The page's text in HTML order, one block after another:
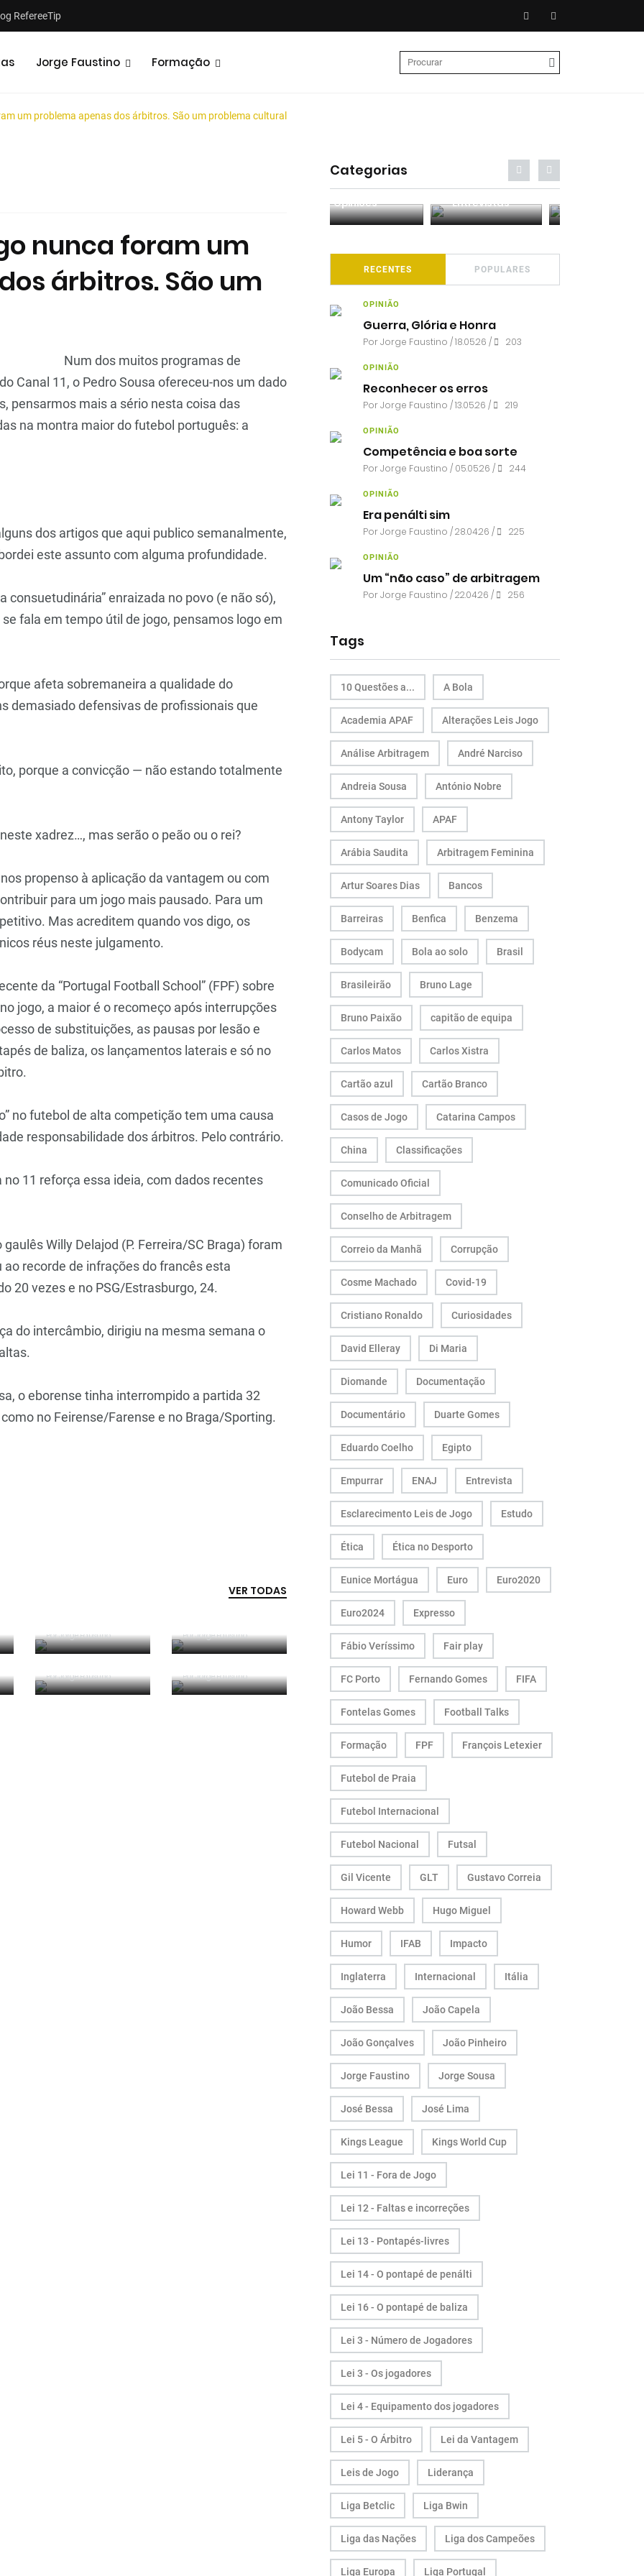
RefereeTip
Jorge Faustino Formação
um problema apenas dos árbitros. São um problema cultural
nunca foram um
árbitros. São um
Num dos muitos programas de
Canal 11, o Pedro Sousa ofereceu-nos um dado
pensarmos mais a sério nesta coisa das
na montra maior do futebol português: a
dos artigos que aqui publico semanalmente,
este assunto com alguma profundidade.
consuetudinária” enraizada no povo (e não só),
fala em tempo útil de jogo, pensamos logo em
afeta sobremaneira a qualidade do
demasiado defensivas de profissionais que
porque a convicção — não estando totalmente
xadrez…, mas serão o peão ou o rei?
propenso à aplicação da vantagem ou com
para um jogo mais pausado. Para um
Mas acreditem quando vos digo, os
réus neste julgamento.
da “Portugal Football School” (FPF) sobre
jogo, a maior é o recomeço após interrupções
de substituições, as pausas por lesão e
de baliza, os lançamentos laterais e só no
no futebol de alta competição tem uma causa
responsabilidade dos árbitros. Pelo contrário.
11 reforça essa ideia, com dados recentes
Willy Delajod (P. Ferreira/SC Braga) foram
recorde de infrações do francês esta
20 vezes e no PSG/Estrasburgo, 24.
do intercâmbio, dirigiu na mesma semana o
o eborense tinha interrompido a partida 32
no Feirense/Farense e no Braga/Sporting.
VER TODAS
PorJorge Faustino PorJorge Faustino
Critério e
PorJorge Faustino
Forma vs
PorJorge Faustino
Categorias
Entrevistas Análises
RECENTES POPULARES
OPINIÃO
Guerra, Glória e Honra
PorJorge Faustino / 18.05.26 / 203
OPINIÃO
Reconhecer os erros
PorJorge Faustino / 13.05.26 / 219
OPINIÃO
Competência e boa sorte
PorJorge Faustino / 05.05.26 / 244
OPINIÃO
Era penálti sim
PorJorge Faustino / 28.04.26 / 225
OPINIÃO
Um “não caso” de arbitragem
PorJorge Faustino / 22.04.26 / 256
Tags
10 Questões a... A Bola
Academia APAF Alterações Leis Jogo
Análise Arbitragem André Narciso
Andreia Sousa António Nobre
Antony Taylor APAF
Arábia Saudita Arbitragem Feminina
Artur Soares Dias Bancos
Barreiras Benfica Benzema
Bodycam Bola ao solo Brasil
Brasileirão Bruno Lage
Bruno Paixão capitão de equipa
Carlos Matos Carlos Xistra
Cartão azul Cartão Branco
Casos de Jogo Catarina Campos
China Classificações
Comunicado Oficial
Conselho de Arbitragem
Correio da Manhã Corrupção
Cosme Machado Covid-19
Cristiano Ronaldo Curiosidades
David Elleray Di Maria
Diomande Documentação
Documentário Duarte Gomes
Eduardo Coelho Egipto
Empurrar ENAJ Entrevista
Esclarecimento Leis de Jogo Estudo
Ética Ética no Desporto
Eunice Mortágua Euro Euro2020
Euro2024 Expresso
Fábio Veríssimo Fair play
FC Porto Fernando Gomes FIFA
Fontelas Gomes Football Talks
Formação FPF François Letexier
Futebol de Praia
Futebol Internacional
Futebol Nacional Futsal
Gil Vicente GLT Gustavo Correia
Howard Webb Hugo Miguel
Humor IFAB Impacto
Inglaterra Internacional Itália
João Bessa João Capela
João Gonçalves João Pinheiro
Jorge Faustino Jorge Sousa
José Bessa José Lima
Kings League Kings World Cup
Lei 11 - Fora de Jogo
Lei 12 - Faltas e incorreções
Lei 13 - Pontapés-livres
Lei 14 - O pontapé de penálti
Lei 16 - O pontapé de baliza
Lei 3 - Número de Jogadores
Lei 3 - Os jogadores
Lei 4 - Equipamento dos jogadores
Lei 5 - O Árbitro Lei da Vantagem
Leis de Jogo Liderança
Liga Betclic Liga Bwin
Liga das Nações Liga dos Campeões
Liga Europa Liga Portugal